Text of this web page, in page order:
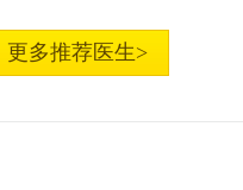
更多推荐医生>